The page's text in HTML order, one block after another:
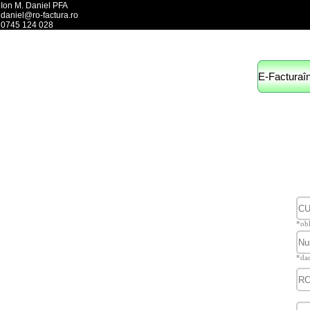
Ion M. Daniel PFA
daniel@ro-factura.ro
0745 124 028